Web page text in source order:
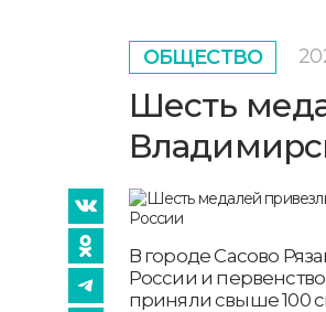
ОБЩЕСТВО
Шесть
В городе Сасово
России и
приняли свыше 100